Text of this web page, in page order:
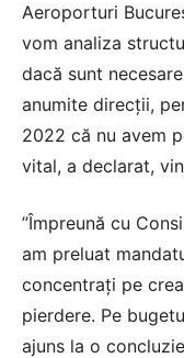
Aeroporturi
vom analiza
dacă sunt
anumite direcţii,
2022 că nu avem
vital, a declarat,
”Împreună cu
am preluat
concentraţi pe
pierdere. Pe
ajuns la o